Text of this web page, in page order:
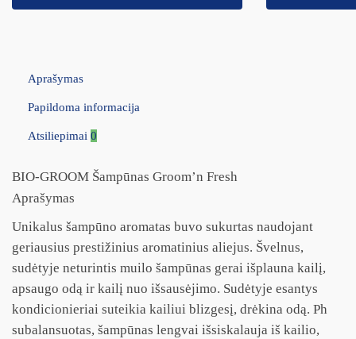
Aprašymas
Papildoma informacija
Atsiliepimai 0
BIO-GROOM Šampūnas Groom’n Fresh
Aprašymas
Unikalus šampūno aromatas buvo sukurtas naudojant
geriausius prestižinius aromatinius aliejus. Švelnus,
sudėtyje neturintis muilo šampūnas gerai išplauna kailį,
apsaugo odą ir kailį nuo išsausėjimo. Sudėtyje esantys
kondicionieriai suteikia kailiui blizgesį, drėkina odą. Ph
subalansuotas, šampūnas lengvai išsiskalauja iš kailio,